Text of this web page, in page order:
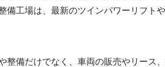
備工場は、最新のツインパワーリフト
整備だけでなく、車両の販売やリース